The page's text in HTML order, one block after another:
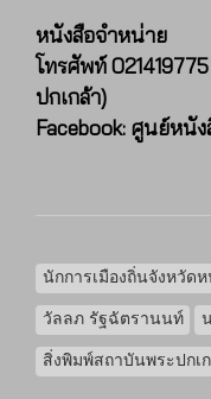
หนังสือจำหน่าย
โทรศัพท์
ปกเกล้า)
Facebook: ศูนย์หนั
นักการเมืองถิ่นจังหวัด
วัลลภ รัฐฉัตรานนท์
สิ่งพิมพ์สถาบันพระปกเ